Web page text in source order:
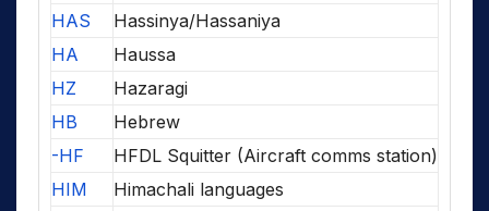
HAS
Hassinya/Hassaniya
HA
Haussa
HZ
Hazaragi
HB
Hebrew
-HF
HFDL Squitter (Aircraft comms station)
HIM
Himachali languages